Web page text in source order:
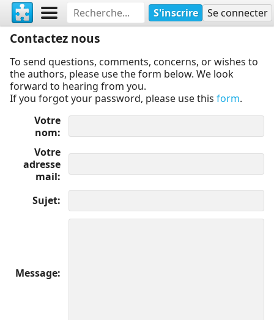
S'inscrire Se connecter
Contactez nous
To send questions, comments, concerns, or wishes to
the authors, please use the form below. We look
forward to hearing from you.
If you forgot your password, please use this form.
Votre
nom
Votre
adresse
mail
Sujet
Message